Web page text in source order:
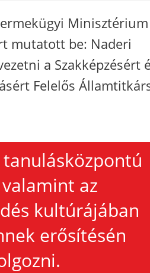
mutatott be: Naderi
a Szakképzésért
Felelős
az
kultúrájában
erősítésén